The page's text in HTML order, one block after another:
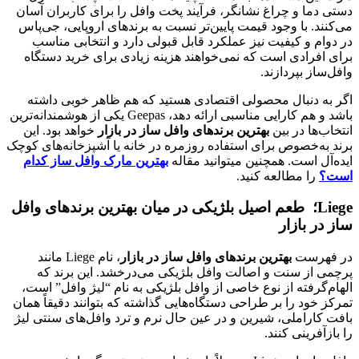
دستی دما و چراغ نشانگر، فرآیند پخت وافل را برای کاربران آسان
می‌کنند. با وجود قیمت پایین‌تر نسبت به برندهای اروپایی، جی‌پاس
در دوام و کیفیت نیز عملکرد قابل قبولی دارد و انتخابی مناسب
برای افرادی است که نمی‌خواهند هزینه زیادی برای خرید دستگاه
وافل‌ساز بپردازند.
اگر به دنبال محصولی اقتصادی هستید که هم ظاهر خوبی داشته
باشد و هم کارایی مناسبی ارائه دهد، Geepas یکی از هوشمندانه‌ترین
انتخاب‌ها در بین بهترین برندهای وافل ساز در بازار خواهد بود. این
برند به‌خصوص برای استفاده روزمره در خانه یا آشپزخانه‌های کوچک
ایده‌آل است. همچنین میتوانید مقاله بهترین مارک وافل ساز کدام
است؟ را مطالعه کنید.
Liege؛ طعم اصیل بلژیکی در میان بهترین برندهای وافل
ساز در بازار
در فهرست بهترین برندهای وافل ساز در بازار
، نام Liege مانند
پرچمی از سنت و اصالت وافل بلژیکی می‌درخشد. این برند که
الهام‌گرفته از نوع خاصی از وافل بلژیکی به نام “لیژ وافل” است،
تمرکز خود را بر طراحی دستگاه‌هایی گذاشته که بتوانند دقیقاً همان
بافت کاراملی، شیرین و در عین حال نرم و ترد وافل‌های سنتی لیژ
را بازآفرینی کنند.